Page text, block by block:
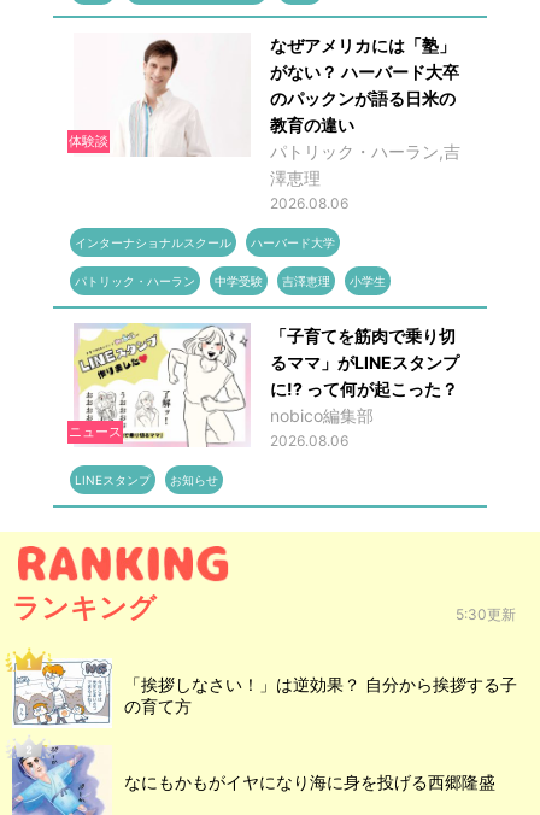
体験談
なぜアメリカには「塾」
がない？ ハーバード大卒
のパックンが語る日米の
教育の違い
パトリック・ハーラン,吉
澤恵理
2026.08.06
インターナショナルスクール ハーバード大学
パトリック・ハーラン 中学受験 吉澤恵理 小学生
ニュース
「子育てを筋肉で乗り切
るママ」がLINEスタンプ
に!? って何が起こった？
nobico編集部
2026.08.06
LINEスタンプ お知らせ
ランキング 5:30更新
「挨拶しなさい！」は逆効果？ 自分から挨拶する子
の育て方
なにもかもがイヤになり海に身を投げる西郷隆盛